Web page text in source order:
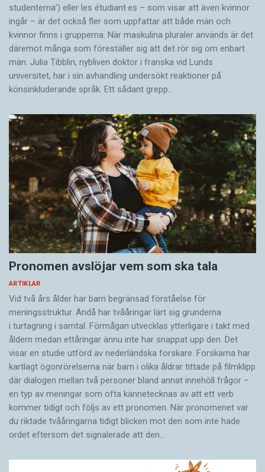
studenterna’) eller les étudiant·es – som visar att även kvinnor
ingår – är det också fler som uppfattar att både män och
kvinnor finns i grupperna. När maskulina pluraler används är det
där­emot många som föreställer sig att det rör sig om enbart
män. Julia Tibblin, nybliven doktor i franska vid Lunds
universitet, har i sin avhandling undersökt reaktioner på
könsinkluderande språk. Ett sådant grepp…
Pronomen avslöjar vem som ska tala
ARTIKLAR
Vid två års ålder har barn begränsad förståelse för
meningsstruktur. Ändå har tvååringar lärt sig grunderna
i turtagning i samtal. Förmågan utvecklas ytterligare i takt med
åldern medan ettåringar ännu inte har snappat upp den. Det
visar en studie utförd av nederländska forskare. Forskarna har
kartlagt ögonrörelserna när barn i olika åldrar tittade på filmklipp
där dialogen mellan två personer bland annat innehöll frågor –
en typ av meningar som ofta kännetecknas av att ett verb
kommer tidigt och följs av ett pronomen. När pronomenet var
du riktade tvååringarna tidigt blicken mot den som inte hade
ordet eftersom det ­signalerade att den…